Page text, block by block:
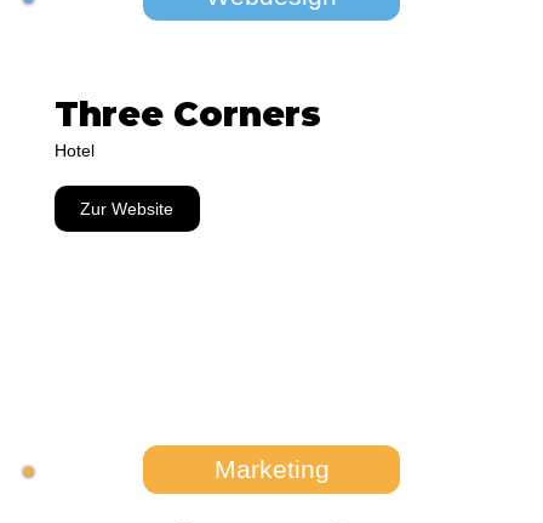
Three Corners
Hotel
Zur Website
Marketing